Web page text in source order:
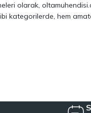
olarak,
kategorilerde, hem
hazır olta takımı